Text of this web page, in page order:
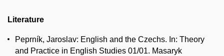
Literature
Peprník, Jaroslav: English and the Czechs. In: Theory
and Practice in English Studies 01/01. Masaryk